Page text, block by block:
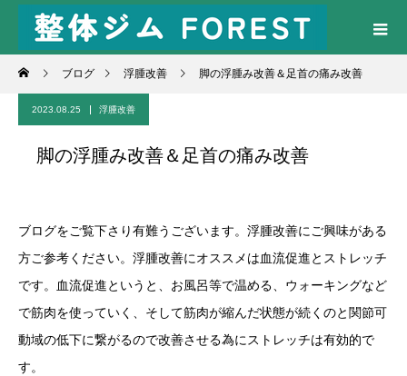
ブログ 浮腫改善 脚の浮腫み改善＆足首の痛み改善
2023.08.25 浮腫改善
脚の浮腫み改善＆足首の痛み改善
ブログをご覧下さり有難うございます。浮腫改善にご興味がある
方ご参考ください。浮腫改善にオススメは血流促進とストレッチ
です。血流促進というと、お風呂等で温める、ウォーキングなど
で筋肉を使っていく、そして筋肉が縮んだ状態が続くのと関節可
動域の低下に繋がるので改善させる為にストレッチは有効的で
す。